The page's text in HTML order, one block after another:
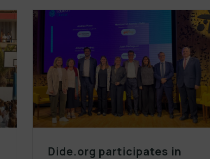
Dide.org participates in